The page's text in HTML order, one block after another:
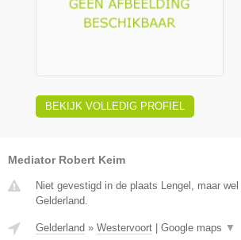
BEKIJK VOLLEDIG PROFIEL
Mediator Robert Keim
Niet gevestigd in de plaats Lengel, maar
Gelderland.
Gelderland » Westervoort | Google maps ▼